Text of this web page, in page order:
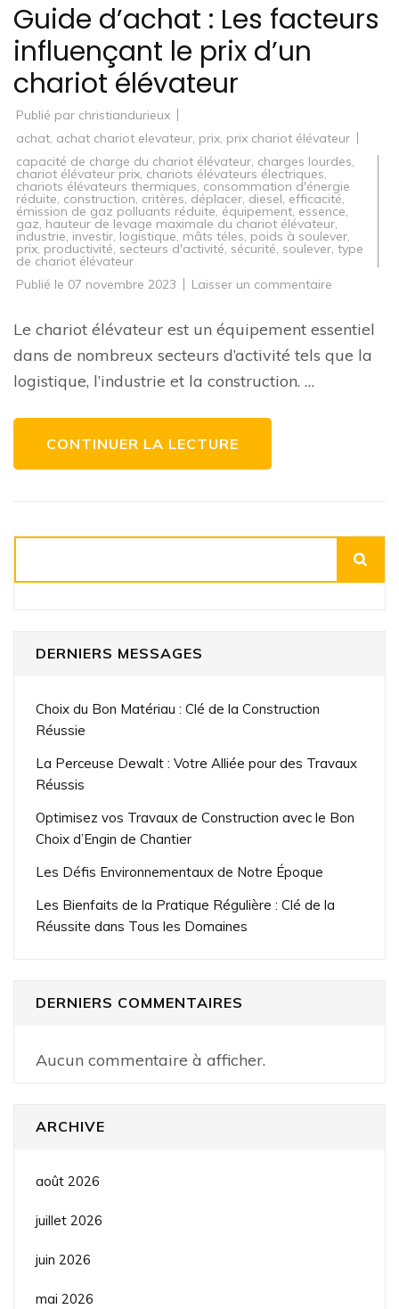
Guide d’achat : Les facteurs
influençant le prix d’un
chariot élévateur
Publié par christiandurieux
achat, achat chariot elevateur, prix, prix chariot élévateur
capacité de charge du chariot élévateur, charges lourdes,
chariot élévateur prix, chariots élévateurs électriques,
chariots élévateurs thermiques, consommation d'énergie
réduite, construction, critères, déplacer, diesel, efficacité,
émission de gaz polluants réduite, équipement, essence,
gaz, hauteur de levage maximale du chariot élévateur,
industrie, investir, logistique, mâts téles, poids à soulever,
prix, productivité, secteurs d'activité, sécurité, soulever, type
de chariot élévateur
Publié le 07 novembre 2023 Laisser un commentaire
Les
facteurs
influençant
Le chariot élévateur est un équipement essentiel
dans de nombreux secteurs d’activité tels que la
logistique, l’industrie et la construction. …
CONTINUER LA LECTURE
DERNIERS MESSAGES
Choix du Bon Matériau : Clé de la Construction
Réussie
La Perceuse Dewalt : Votre Alliée pour des Travaux
Réussis
Optimisez vos Travaux de Construction avec le Bon
Choix d’Engin de Chantier
Les Défis Environnementaux de Notre Époque
Les Bienfaits de la Pratique Régulière : Clé de la
Réussite dans Tous les Domaines
DERNIERS COMMENTAIRES
Aucun commentaire à afficher.
ARCHIVE
août 2026
juillet 2026
juin 2026
mai 2026